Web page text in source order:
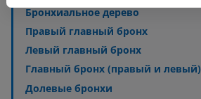
Бронхиальное дерево
Правый главный бронх
Левый главный бронх
Главный бронх (правый и левый)
Долевые бронхи